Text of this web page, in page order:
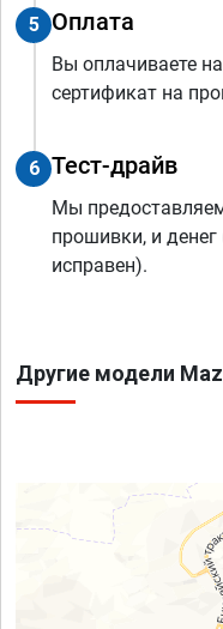
5 Оплата
Вы оплачиваете
сертификат на
6 Тест-драйв
Мы
прошивки, и
исправен).
Другие модели